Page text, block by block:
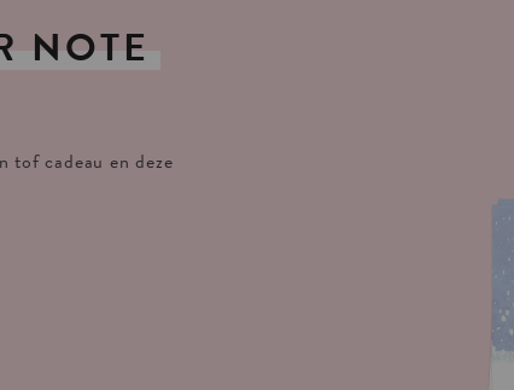
NOTE
tof cadeau en deze